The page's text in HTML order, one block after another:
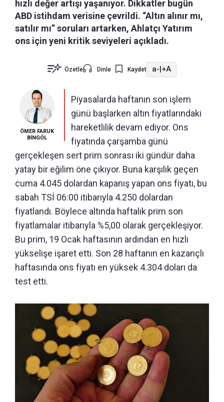
hızlı değer artışı yaşanıyor. Dikkatler bugün
ABD istihdam verisine çevrildi. “Altın alınır mı,
satılır mı” soruları artarken, Ahlatçı Yatırım
ons için yeni kritik seviyeleri açıkladı.
Özetle Dinle Kaydet a- +A
ÖMER FARUK
BİNGÖL
Piyasalarda haftanın son işlem
günü başlarken altın fiyatlarındaki
hareketlilik devam ediyor. Ons
fiyatında çarşamba günü
gerçekleşen sert prim sonrası iki gündür daha
yatay bir eğilim öne çıkıyor. Buna karşılık geçen
cuma 4.045 dolardan kapanış yapan ons fiyatı, bu
sabah TSİ 06:00 itibarıyla 4.250 dolardan
fiyatlandı. Böylece altında haftalık prim son
fiyatlamalar itibarıyla %5,00 olarak gerçekleşiyor.
Bu prim, 19 Ocak haftasının ardından en hızlı
yükselişe işaret etti. Son 28 haftanın en kazançlı
haftasında ons fiyatı en yüksek 4.304 doları da
test etti.